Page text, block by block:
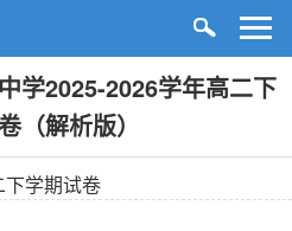
学2025-2026学年高二下
（解析版）
下学期试卷